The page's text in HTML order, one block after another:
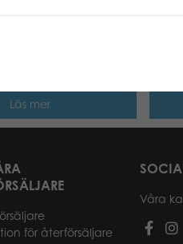
Läs mer
för återförsäljare
Våra